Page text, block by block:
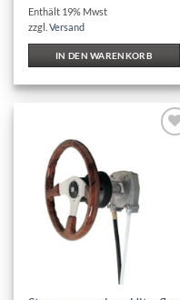
Enthält 19% Mwst
zzgl.Versand
IN DEN WARENKORB